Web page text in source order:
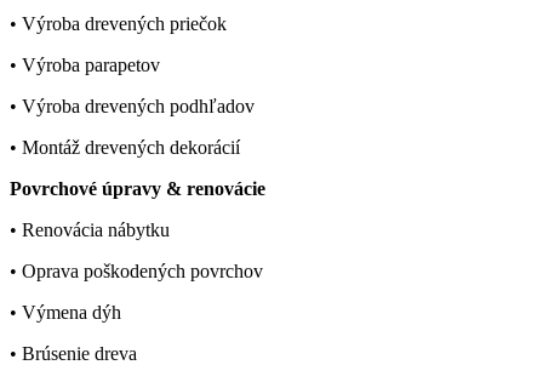
• Výroba drevených priečok
• Výroba parapetov
• Výroba drevených podhľadov
• Montáž drevených dekorácií
Povrchové úpravy & renovácie
• Renovácia nábytku
• Oprava poškodených povrchov
• Výmena dýh
• Brúsenie dreva